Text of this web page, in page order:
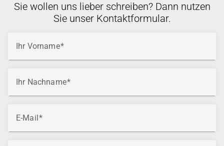
Sie wollen uns lieber schreiben? Dann nutzen
Sie unser Kontaktformular.
Ihr Vorname
Ihr Nachname
E-Mail